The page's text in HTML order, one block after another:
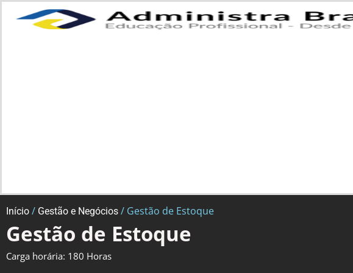
Início / Gestão e Negócios / Gestão de Estoque
Gestão de Estoque
Carga horária: 180 Horas